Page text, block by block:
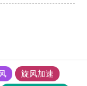
旋风加速